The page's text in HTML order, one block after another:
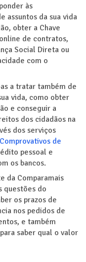
às
assuntos da sua vida
obter a Chave
de contratos,
Social Direta ou
com o
a tratar também de
vida, como obter
e conseguir a
dos cidadãos na
dos serviços
Comprovativos de
pessoal e
os bancos.
da Comparamais
questões do
os prazos de
nos pedidos de
e também
para saber qual o valor